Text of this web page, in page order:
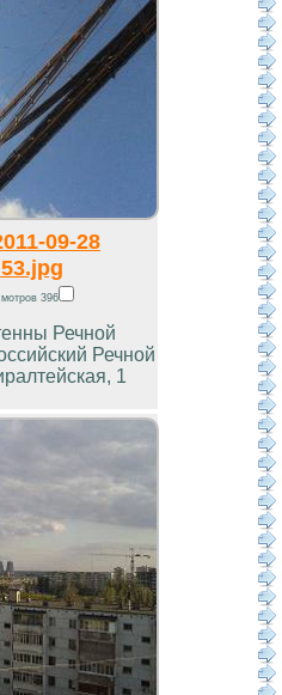
09-28
396
Речной
Речной
1